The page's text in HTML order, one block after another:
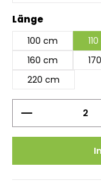
Längeauswählen
100 cm
160 cm
220 cm
Produkt